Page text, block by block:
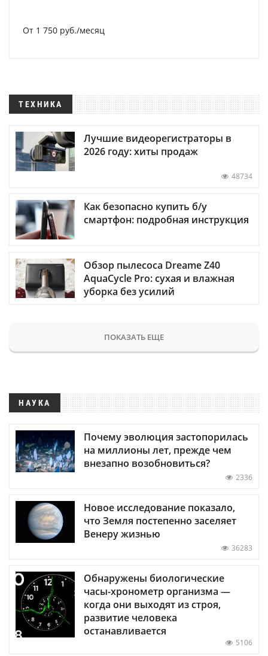
От 1 750 руб./месяц
ТЕХНИКА
Лучшие видеорегистраторы в
2026 году: хиты продаж
48734
Как безопасно купить б/у
смартфон: подробная инструкция
Обзор пылесоса Dreame Z40
AquaCycle Pro: сухая и влажная
уборка без усилий
ПОКАЗАТЬ ЕЩЕ
НАУКА
Почему эволюция застопорилась
на миллионы лет, прежде чем
внезапно возобновиться?
2336
Новое исследование показало,
что Земля постепенно заселяет
Венеру жизнью
36283
Обнаружены биологические
часы-хронометр организма —
когда они выходят из строя,
развитие человека
останавливается
5106